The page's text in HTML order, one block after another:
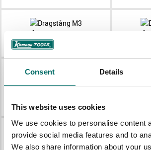
Consent Details
This website uses cookies
We use cookies to personalise content
provide social media features and to
We also share information about your
Dragstång M3
KR 12200-12
KR 12200-5
Gängtapp M3